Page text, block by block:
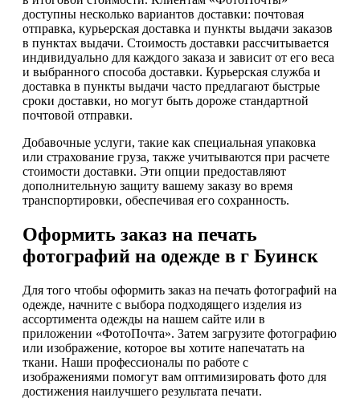
доступны несколько вариантов доставки: почтовая
отправка, курьерская доставка и пункты выдачи заказов
в пунктах выдачи. Стоимость доставки рассчитывается
индивидуально для каждого заказа и зависит от его веса
и выбранного способа доставки. Курьерская служба и
доставка в пункты выдачи часто предлагают быстрые
сроки доставки, но могут быть дороже стандартной
почтовой отправки.
Добавочные услуги, такие как специальная упаковка
или страхование груза, также учитываются при расчете
стоимости доставки. Эти опции предоставляют
дополнительную защиту вашему заказу во время
транспортировки, обеспечивая его сохранность.
Оформить заказ на печать
фотографий на одежде в г Буинск
Для того чтобы оформить заказ на печать фотографий на
одежде, начните с выбора подходящего изделия из
ассортимента одежды на нашем сайте или в
приложении «ФотоПочта». Затем загрузите фотографию
или изображение, которое вы хотите напечатать на
ткани. Наши профессионалы по работе с
изображениями помогут вам оптимизировать фото для
достижения наилучшего результата печати.